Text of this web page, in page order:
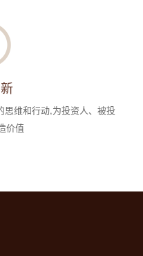
思维和行动,为投资人、被投
价值